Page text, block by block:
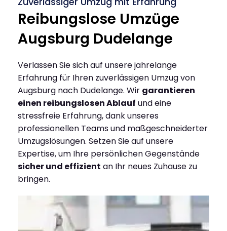
Reibungslose Umzüge
Augsburg Dudelange
Verlassen Sie sich auf unsere jahrelange
Erfahrung für Ihren zuverlässigen Umzug von
Augsburg nach Dudelange. Wir garantieren
einen reibungslosen Ablauf und eine
stressfreie Erfahrung, dank unseres
professionellen Teams und maßgeschneiderter
Umzugslösungen. Setzen Sie auf unsere
Expertise, um Ihre persönlichen Gegenstände
sicher und effizient an Ihr neues Zuhause zu
bringen.